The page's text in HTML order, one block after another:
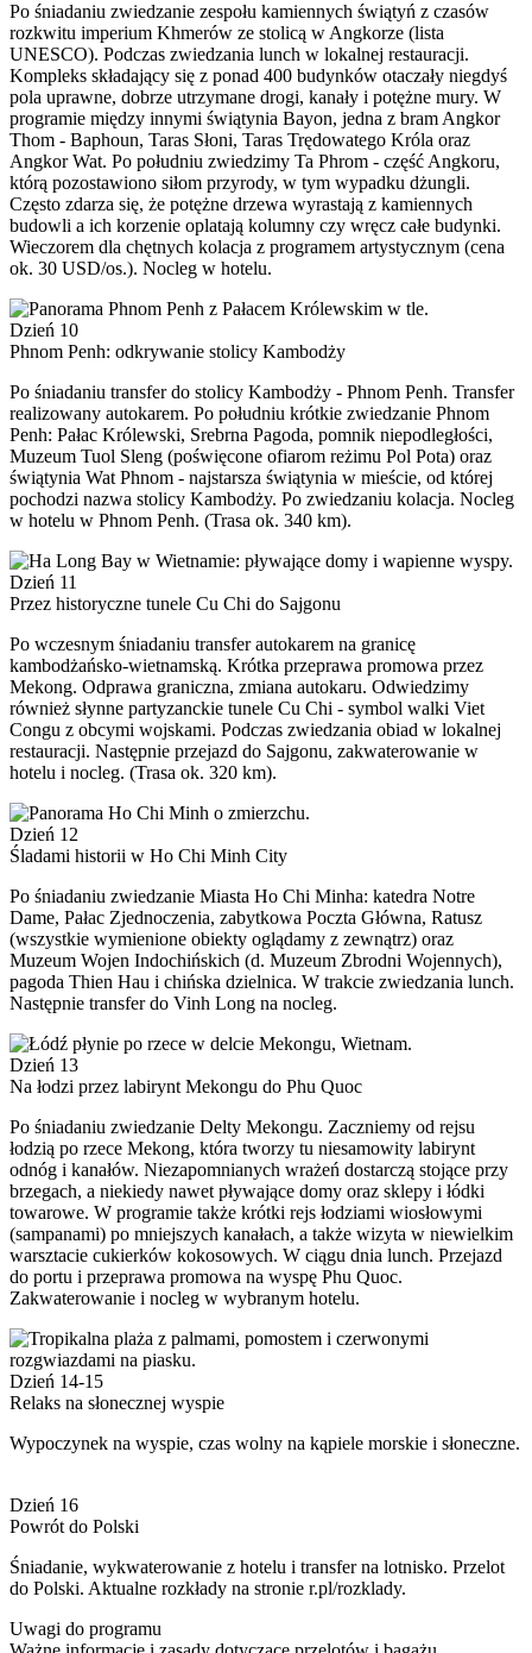
Po śniadaniu zwiedzanie zespołu kamiennych świątyń z czasów
rozkwitu imperium Khmerów ze stolicą w Angkorze (lista
UNESCO). Podczas zwiedzania lunch w lokalnej restauracji.
Kompleks składający się z ponad 400 budynków otaczały niegdyś
pola uprawne, dobrze utrzymane drogi, kanały i potężne mury. W
programie między innymi świątynia Bayon, jedna z bram Angkor
Thom - Baphoun, Taras Słoni, Taras Trędowatego Króla oraz
Angkor Wat. Po południu zwiedzimy Ta Phrom - część Angkoru,
którą pozostawiono siłom przyrody, w tym wypadku dżungli.
Często zdarza się, że potężne drzewa wyrastają z kamiennych
budowli a ich korzenie oplatają kolumny czy wręcz całe budynki.
Wieczorem dla chętnych kolacja z programem artystycznym (cena
ok. 30 USD/os.). Nocleg w hotelu.
Dzień 10
Phnom Penh: odkrywanie stolicy Kambodży
Po śniadaniu transfer do stolicy Kambodży - Phnom Penh. Transfer
realizowany autokarem. Po południu krótkie zwiedzanie Phnom
Penh: Pałac Królewski, Srebrna Pagoda, pomnik niepodległości,
Muzeum Tuol Sleng (poświęcone ofiarom reżimu Pol Pota) oraz
świątynia Wat Phnom - najstarsza świątynia w mieście, od której
pochodzi nazwa stolicy Kambodży. Po zwiedzaniu kolacja. Nocleg
w hotelu w Phnom Penh. (Trasa ok. 340 km).
Dzień 11
Przez historyczne tunele Cu Chi do Sajgonu
Po wczesnym śniadaniu transfer autokarem na granicę
kambodżańsko-wietnamską. Krótka przeprawa promowa przez
Mekong. Odprawa graniczna, zmiana autokaru. Odwiedzimy
również słynne partyzanckie tunele Cu Chi - symbol walki Viet
Congu z obcymi wojskami. Podczas zwiedzania obiad w lokalnej
restauracji. Następnie przejazd do Sajgonu, zakwaterowanie w
hotelu i nocleg. (Trasa ok. 320 km).
Dzień 12
Śladami historii w Ho Chi Minh City
Po śniadaniu zwiedzanie Miasta Ho Chi Minha: katedra Notre
Dame, Pałac Zjednoczenia, zabytkowa Poczta Główna, Ratusz
(wszystkie wymienione obiekty oglądamy z zewnątrz) oraz
Muzeum Wojen Indochińskich (d. Muzeum Zbrodni Wojennych),
pagoda Thien Hau i chińska dzielnica. W trakcie zwiedzania lunch.
Następnie transfer do Vinh Long na nocleg.
Dzień 13
Na łodzi przez labirynt Mekongu do Phu Quoc
Po śniadaniu zwiedzanie Delty Mekongu. Zaczniemy od rejsu
łodzią po rzece Mekong, która tworzy tu niesamowity labirynt
odnóg i kanałów. Niezapomnianych wrażeń dostarczą stojące przy
brzegach, a niekiedy nawet pływające domy oraz sklepy i łódki
towarowe. W programie także krótki rejs łodziami wiosłowymi
(sampanami) po mniejszych kanałach, a także wizyta w niewielkim
warsztacie cukierków kokosowych. W ciągu dnia lunch. Przejazd
do portu i przeprawa promowa na wyspę Phu Quoc.
Zakwaterowanie i nocleg w wybranym hotelu.
Dzień 14-15
Relaks na słonecznej wyspie
Wypoczynek na wyspie, czas wolny na kąpiele morskie i słoneczne.
Dzień 16
Powrót do Polski
Śniadanie, wykwaterowanie z hotelu i transfer na lotnisko. Przelot
do Polski. Aktualne rozkłady na stronie r.pl/rozklady.
Uwagi do programu